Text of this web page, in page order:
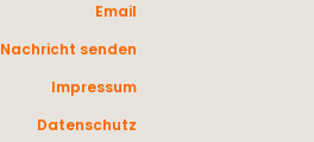
Email
Nachricht senden
Impressum
Datenschutz